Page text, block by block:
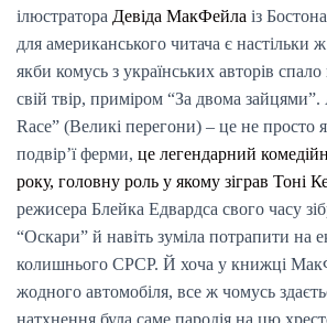
ілюстратора Девіда МакФейла із
для американського читача є настільки
якби комусь з українських авторів
свій твір, приміром “За двома
Race” (Великі перегони) – це не просто
подвір’ї ферми, це легендарний
року, головну роль у якому зіграв Тоні
режисера Блейка Едвардса свого часу
“Оскари” й навіть зуміла потрапити на
колишнього СРСР. Й хоча у книжці
жодного автомобіля, все ж чомусь
натхнення була саме пародія на цю